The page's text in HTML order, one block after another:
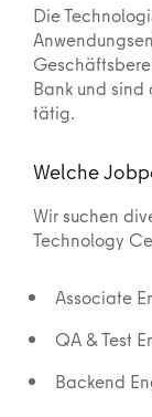
Die
Bank und sind
tätig.
Welche
Wir suchen
Technology
Associate
QA & Test
Backend